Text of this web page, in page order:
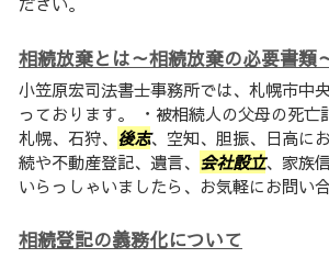
相続放棄とは～相続放棄の必要書類
小笠原宏司法書士事務所では、札幌市中
っております。 ・被相続人の父母の死亡
札幌、石狩、 後志、空知、胆振、日高に
続や不動産登記、遺言、 会社設立、家族
いらっしゃいましたら、お気軽にお問い
相続登記の義務化について